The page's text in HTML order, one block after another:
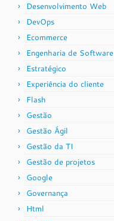
Desenvolvimento Web
DevOps
Ecommerce
Engenharia de Software
Estratégico
Experiência do cliente
Flash
Gestão
Gestão Ágil
Gestão da TI
Gestão de projetos
Google
Governança
Html